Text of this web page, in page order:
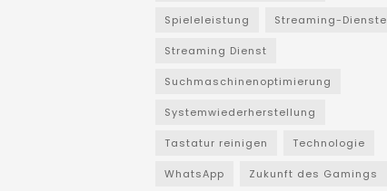
Spieleleistung Streaming-Dienste
Streaming Dienst
Suchmaschinenoptimierung
Systemwiederherstellung
Tastatur reinigen Technologie
WhatsApp Zukunft des Gamings